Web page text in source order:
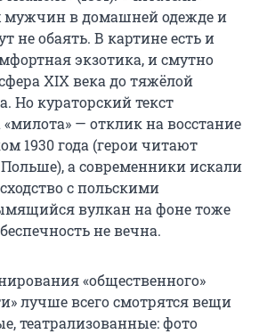
мужчин в домашней одежде и
не обаять. В картине есть и
экзотика, и смутно
XIX века до тяжёлой
Но кураторский текст
«милота» — отклик на восстание
1930 года (герои читают
а современники искали
с польскими
вулкан на фоне тоже
не вечна.
«общественного»
лучше всего смотрятся вещи
театрализованные: фото